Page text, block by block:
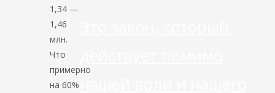
1,34 —
1,46
млн.
Что
примерно
на 60%